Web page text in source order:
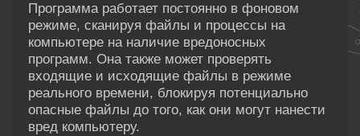
Программа работает постоянно в фоновом
режиме, сканируя файлы и процессы на
компьютере на наличие вредоносных
программ. Она также может проверять
входящие и исходящие файлы в режиме
реального времени, блокируя потенциально
опасные файлы до того, как они могут нанести
вред компьютеру.